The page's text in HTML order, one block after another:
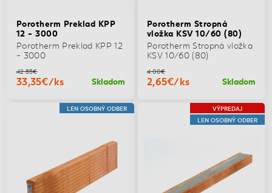
Porotherm Preklad KPP
12 - 3000
Porotherm Preklad KPP 12
- 3000
42,85€
33,35€/ks Skladom
Porotherm Stropná
vložka KSV 10/60 (80)
Porotherm Stropná vložka
KSV 10/60 (80)
4,00€
2,65€/ks Skladom
LEN OSOBNÝ ODBER
VÝPREDAJ
LEN OSOBNÝ ODBER